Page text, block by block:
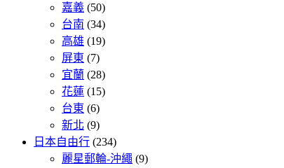
嘉義 (50)
台南 (34)
高雄 (19)
屏東 (7)
宜蘭 (28)
花蓮 (15)
台東 (6)
新北 (9)
日本自由行 (234)
麗星郵輪-沖繩 (9)